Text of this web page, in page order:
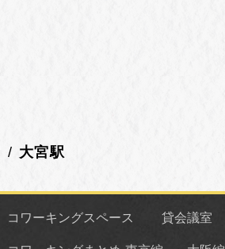
大宮駅
コワーキングスペース 貸会議室